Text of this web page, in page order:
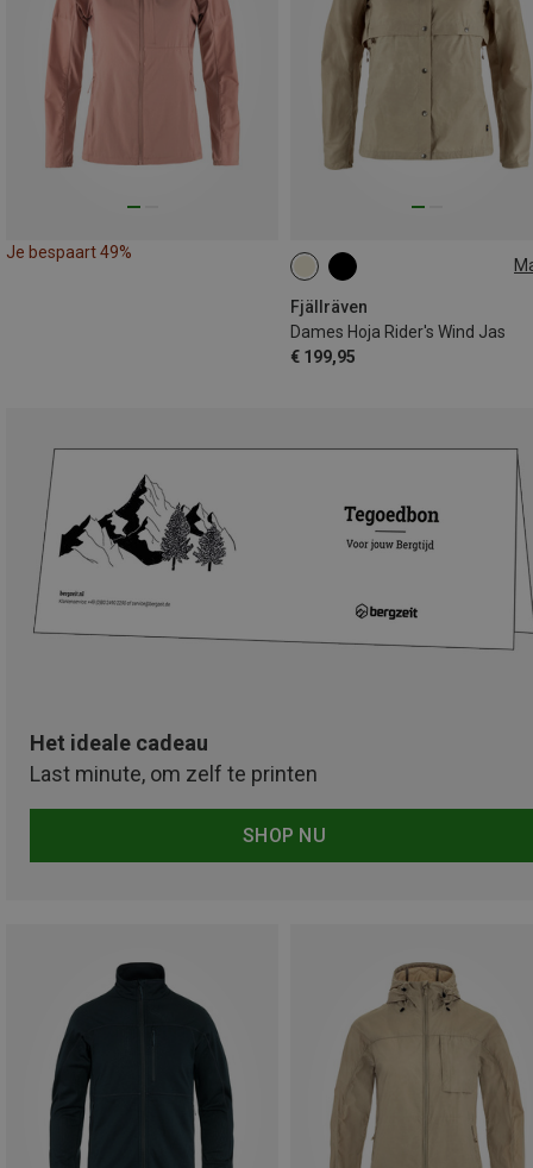
Je bespaart 49%
Fjällräven
Dames Hoja Rider's Wind Jas
€ 199,95
XS S
Het ideale cadeau
Last minute, om zelf te printen
SHOP NU